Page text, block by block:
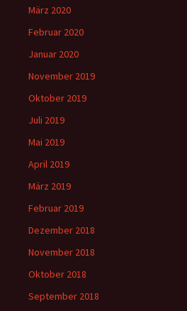
März 2020
Februar 2020
Januar 2020
November 2019
Oktober 2019
Juli 2019
Mai 2019
April 2019
März 2019
Februar 2019
Dezember 2018
November 2018
Oktober 2018
September 2018